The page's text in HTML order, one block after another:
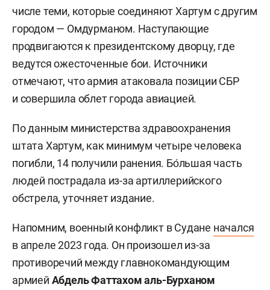
числе теми, которые соединяют Хартум с другим
городом — Омдурманом. Наступающие
продвигаются к президентскому дворцу, где
ведутся ожесточенные бои. Источники
отмечают, что армия атаковала позиции СБР
и совершила облет города авиацией.
По данным министерства здравоохранения
штата Хартум, как минимум четыре человека
погибли, 14 получили ранения. Бо́льшая часть
людей пострадала из-за артиллерийского
обстрела, уточняет издание.
Напомним, военный конфликт в Судане начался
в апреле 2023 года. Он произошел из-за
противоречий между главнокомандующим
армией Абдель Фаттахом аль-Бурханом